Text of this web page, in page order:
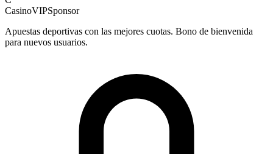
CasinoVIPSponsor
Apuestas deportivas con las mejores cuotas. Bono de bienvenida
para nuevos usuarios.